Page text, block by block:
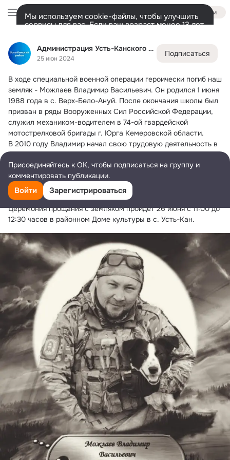
Администрация Усть-Канского района
25 июн 2024
Подписаться
В ходе специальной военной операции героически погиб наш
земляк - Можлаев Владимир Васильевич. Он родился 1 июня
1988 года в с. Верх-Бело-Ануй. После окончания школы был
призван в ряды Вооруженных Сил Российской Федерации,
служил механиком-водителем в 74-ой гвардейской
мотострелковой бригады г. Юрга Кемеровской области.
В 2010 году Владимир начал свою трудовую деятельность в
отделении МВД по Усть-Канскому району. По зову чести и
совести в январе 2024 года он встал на защиту Родины и
отправился на СВО добровольцем.
Все, кто его знал, отзываются о нем как о надежном,
честном и сильном духом парне.
Церемония прощания с земляком пройдёт 26 июня с 11:00 до
12:30 часов в районном Доме культуры в с. Усть-Кан.
Войти
Мы используем cookie-файлы, чтобы улучшить
сервисы для вас. Если ваш возраст менее 13 лет,
представитель.
Разрешить все
Лента Участники Ещё
Дополнительная
колонка
Всё879 Обсуждаемые
Присоединяйтесь к ОК, чтобы подписаться на группу и
комментировать публикации.
Войти Зарегистрироваться